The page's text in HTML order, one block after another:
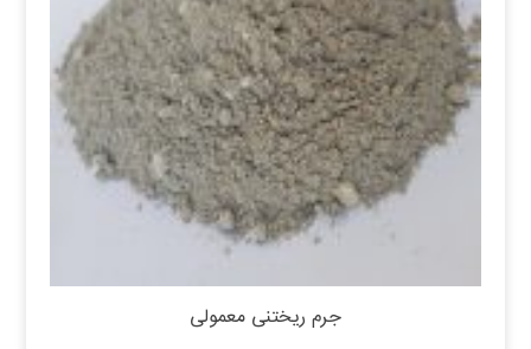
جرم ریختنی معمولی